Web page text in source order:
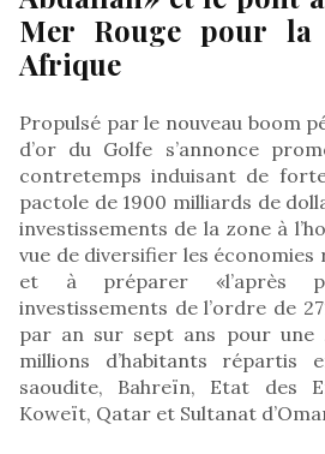
Mer Rouge pour la
Afrique
Propulsé par le nouveau boom
d’or du Golfe s’annonce
contretemps induisant de
pactole de 1900 milliards de
investissements de la zone à
vue de diversifier les économies
et à préparer «l’après
investissements de l’ordre de
par an sur sept ans pour une
millions d’habitants répartis
saoudite, Bahreïn, Etat des
Koweït, Qatar et Sultanat